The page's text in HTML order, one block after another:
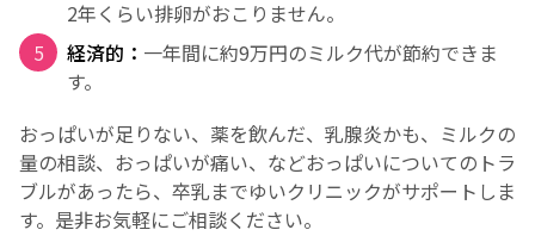
2年くらい排卵がおこりません。
経済的： 一年間に約9万円のミルク代が節約できま
す。
おっぱいが足りない、薬を飲んだ、乳腺炎かも、ミルクの
量の相談、おっぱいが痛い、などおっぱいについてのトラ
ブルがあったら、卒乳までゆいクリニックがサポートしま
す。是非お気軽にご相談ください。